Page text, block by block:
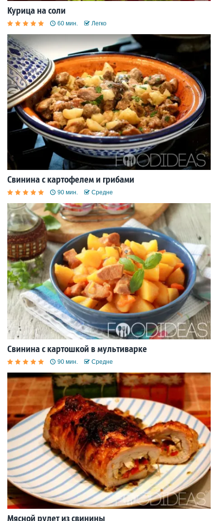
Курица на соли
60 мин. Легко
Свинина с картофелем и грибами
90 мин. Средне
Свинина с картошкой в мультиварке
90 мин. Средне
Мясной рулет из свинины